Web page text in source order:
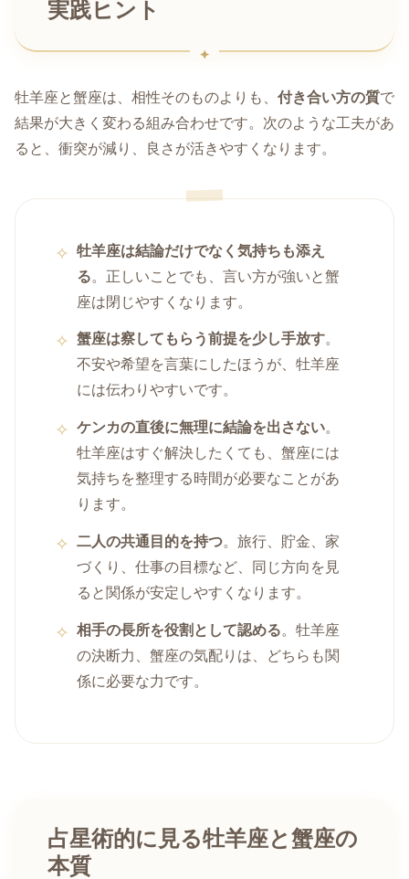
実践ヒント
牡羊座と蟹座は、相性そのものよりも、 付き合い方の質で
結果が大きく変わる組み合わせです。次のような工夫があ
ると、衝突が減り、良さが活きやすくなります。
牡羊座は結論だけでなく気持ちも添え
る。正しいことでも、言い方が強いと蟹
座は閉じやすくなります。
蟹座は察してもらう前提を少し手放す。
不安や希望を言葉にしたほうが、牡羊座
には伝わりやすいです。
ケンカの直後に無理に結論を出さない。
牡羊座はすぐ解決したくても、蟹座には
気持ちを整理する時間が必要なことがあ
ります。
二人の共通目的を持つ。旅行、貯金、家
づくり、仕事の目標など、同じ方向を見
ると関係が安定しやすくなります。
相手の長所を役割として認める。牡羊座
の決断力、蟹座の気配りは、どちらも関
係に必要な力です。
占星術的に見る牡羊座と蟹座の
本質